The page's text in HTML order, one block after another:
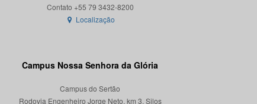
Localização
Campus Nossa Senhora da Glória
Campus do Sertão
Rodovia Engenheiro Jorge Neto, km 3, Silos